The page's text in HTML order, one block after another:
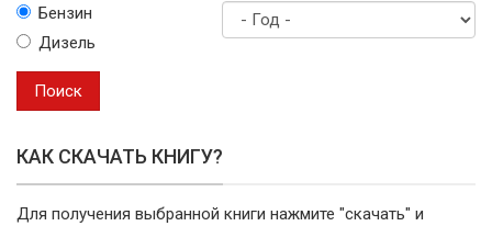
маркуБензин
Дизель
Поиск
КАК СКАЧАТЬ КНИГУ?
Для получения выбранной книги нажмите "скачать" и